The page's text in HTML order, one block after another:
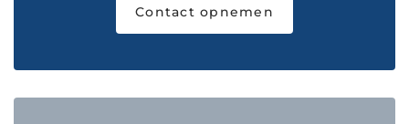
Contact opnemen